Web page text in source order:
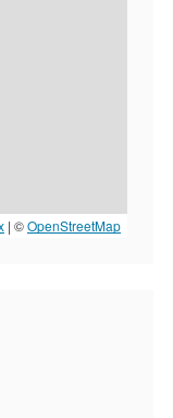
| ©OpenStreetMap